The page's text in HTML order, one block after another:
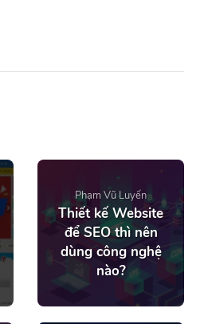
Phạm Vũ Luyến
Thiết kế Website
để SEO thì nên
dùng công nghệ
nào?